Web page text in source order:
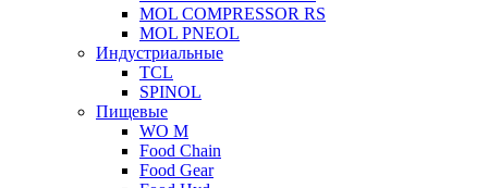
MOL COMPRESSOR RS
MOL PNEOL
Индустриальные
TCL
SPINOL
Пищевые
WO M
Food Chain
Food Gear